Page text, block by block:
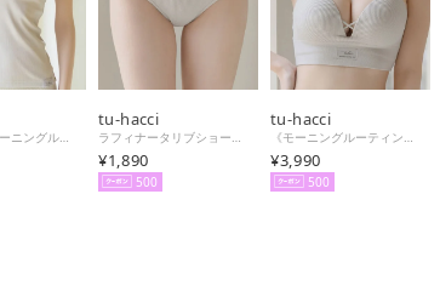
リブリフトモーニングルーティンブラトップ （キナリ）
tu-hacci
ラフィナータリブショーツ 【ショーツ単品】 【返品不可商品】 （キナリ）
¥1,890
500
tu-hacci
《モーニングルーティンブラ》リブホックレスリフトブラ【ブラ単品】 （キナリ）
¥3,990
500